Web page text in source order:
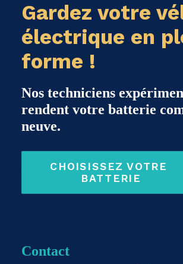
Gardez votre
électrique en
forme !
Nos techniciens
rendent votre batterie
neuve.
CHOISISSEZ VOTRE
BATTERIE
Contact